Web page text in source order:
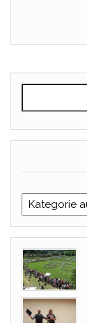
Kategorien